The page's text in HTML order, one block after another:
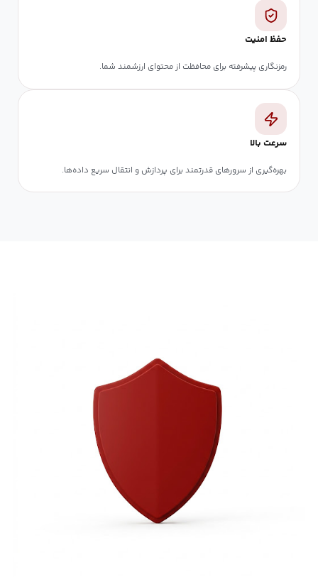
حفظ امنیت
رمزنگاری پیشرفته برای محافظت از محتوای ارزشمند شما.
سرعت بالا
بهره‌گیری از سرورهای قدرتمند برای پردازش و انتقال سریع داده‌ها.